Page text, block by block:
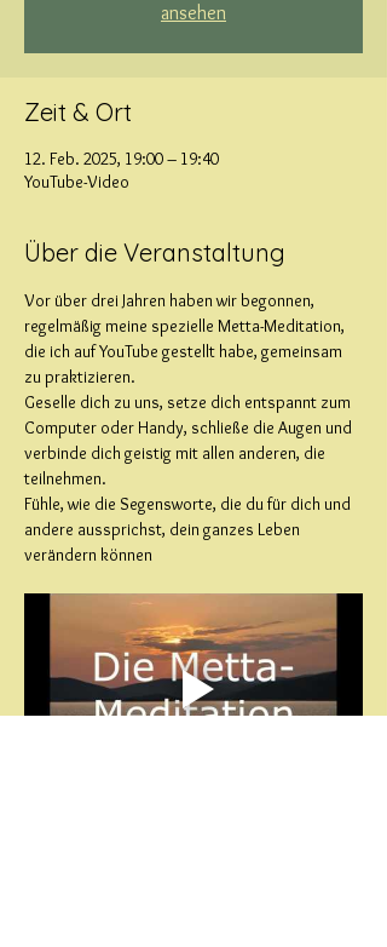
ansehen
Zeit & Ort
12. Feb. 2025, 19:00 – 19:40
YouTube-Video
Über die Veranstaltung
Vor über drei Jahren haben wir begonnen,
regelmäßig meine spezielle Metta-Meditation,
die ich auf YouTube gestellt habe, gemeinsam
zu praktizieren.
Geselle dich zu uns, setze dich entspannt zum
Computer oder Handy, schließe die Augen und
verbinde dich geistig mit allen anderen, die
teilnehmen.
Fühle, wie die Segensworte, die du für dich und
andere aussprichst, dein ganzes Leben
verändern können